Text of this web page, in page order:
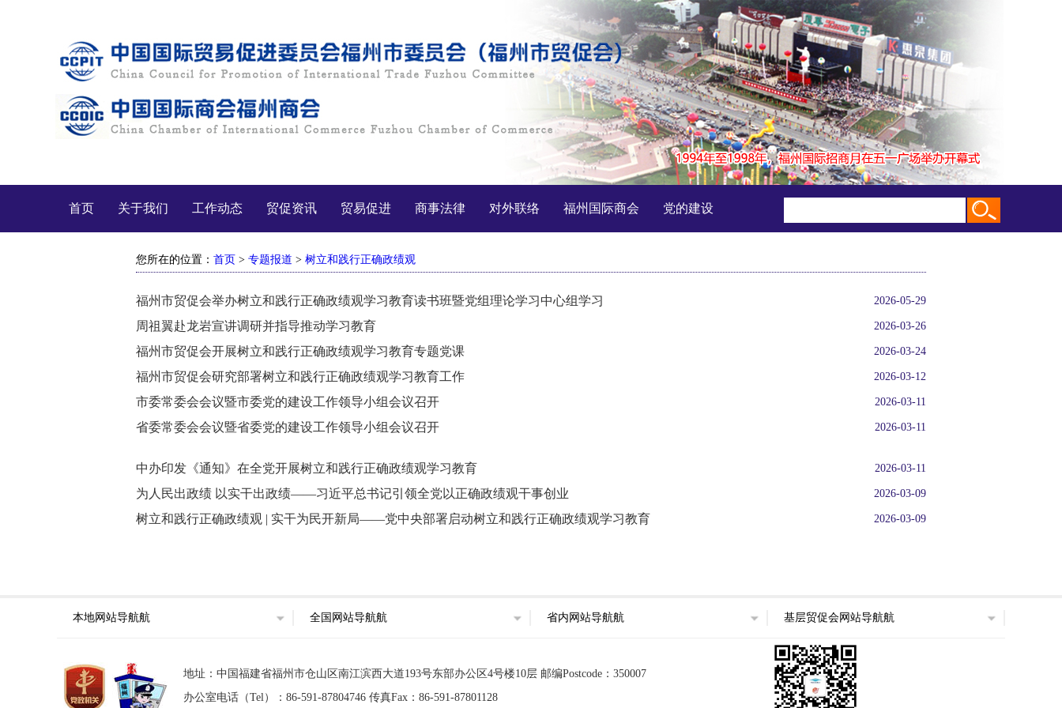
首页 关于我们 工作动态 贸促资讯 贸易促进 商事法律 对外联络 福州国际商会 党的建设
您所在的位置： 首页 > 专题报道 > 树立和践行正确政绩观
2026-05-29
福州市贸促会举办树立和践行正确政绩观学习教育读书班暨党组理论学习中心组学习
2026-03-26
周祖翼赴龙岩宣讲调研并指导推动学习教育
2026-03-24
福州市贸促会开展树立和践行正确政绩观学习教育专题党课
2026-03-12
福州市贸促会研究部署树立和践行正确政绩观学习教育工作
2026-03-11
市委常委会会议暨市委党的建设工作领导小组会议召开
2026-03-11
省委常委会会议暨省委党的建设工作领导小组会议召开
2026-03-11
中办印发《通知》在全党开展树立和践行正确政绩观学习教育
2026-03-09
为人民出政绩 以实干出政绩——习近平总书记引领全党以正确政绩观干事创业
2026-03-09
树立和践行正确政绩观 | 实干为民开新局——党中央部署启动树立和践行正确政绩观学习教育
本地网站导航航 全国网站导航航 省内网站导航航 基层贸促会网站导航航
地址：中国福建省福州市仓山区南江滨西大道193号东部办公区4号楼10层 邮编Postcode：350007
办公室电话（Tel）：86-591-87804746 传真Fax：86-591-87801128